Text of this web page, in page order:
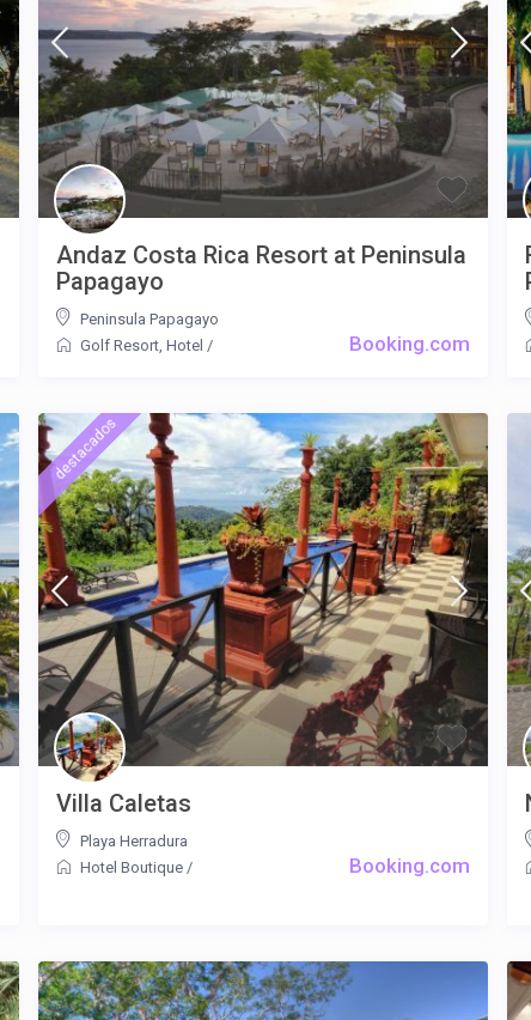
Booking.com
Andaz Costa Rica Resort at Peninsula
Papagayo
Peninsula Papagayo
Golf Resort ,Hotel /
destacados
Booking.com
Villa Caletas
Playa Herradura
Hotel Boutique /